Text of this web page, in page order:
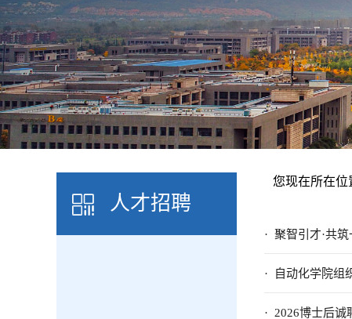
人才招聘
您现在所在位
· 聚智引才·共
· 自动化学院组
· 2026博士后诚